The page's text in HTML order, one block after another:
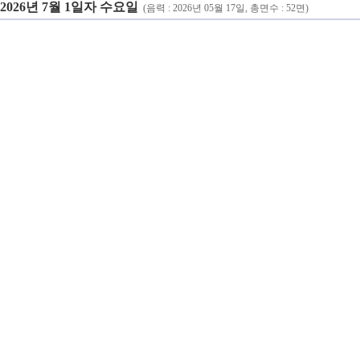
2026년 7월 1일자 수요일 (음력 : 2026년 05월 17일, 총면수 : 52면)